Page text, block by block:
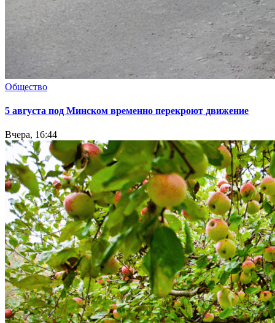
Общество
5 августа под Минском временно перекроют движение
Вчера, 16:44